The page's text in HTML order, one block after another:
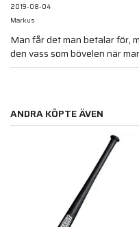
2019-08-04
Markus
Man får det man betalar för,
den vass som bövelen när
ANDRA KÖPTE ÄVEN